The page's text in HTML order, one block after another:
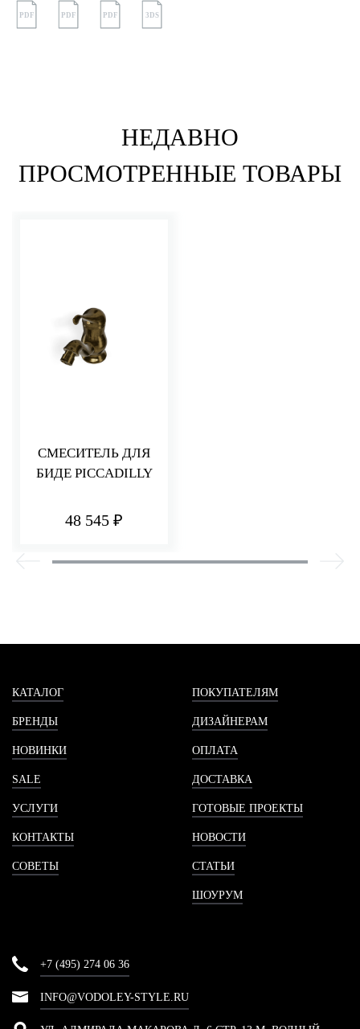
PDF PDF PDF 3DS
НЕДАВНО
ПРОСМОТРЕННЫЕ ТОВАРЫ
СМЕСИТЕЛЬ ДЛЯ
БИДЕ PICCADILLY
48 545 ₽
КАТАЛОГ
БРЕНДЫ
НОВИНКИ
SALE
УСЛУГИ
КОНТАКТЫ
СОВЕТЫ
ПОКУПАТЕЛЯМ
ДИЗАЙНЕРАМ
ОПЛАТА
ДОСТАВКА
ГОТОВЫЕ ПРОЕКТЫ
НОВОСТИ
СТАТЬИ
ШОУРУМ
+7 (495) 274 06 36
INFO@VODOLEY-STYLE.RU